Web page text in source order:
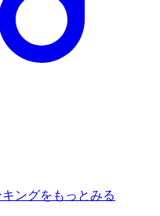
ングをもっとみる